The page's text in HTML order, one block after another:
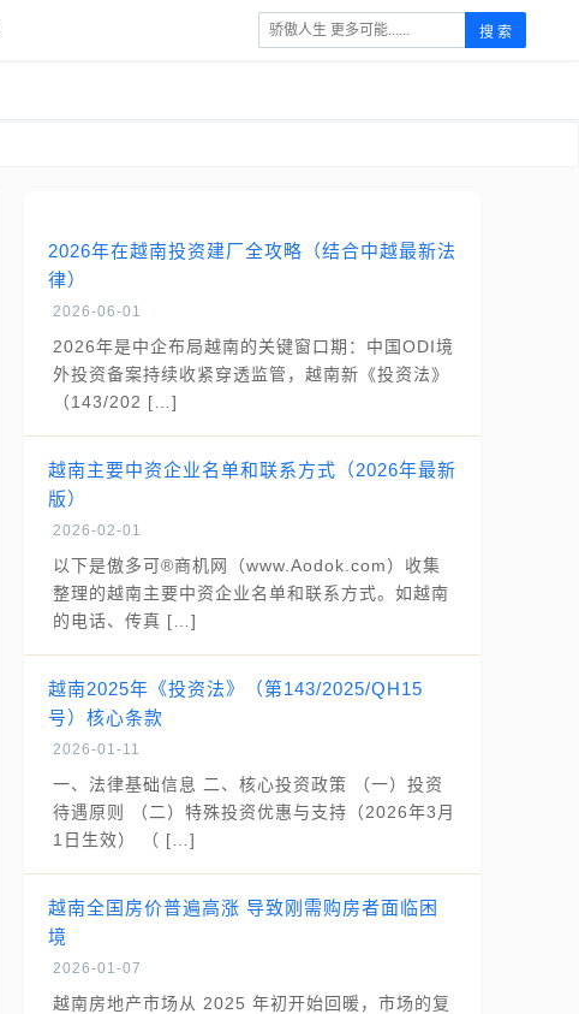
搜 索
2026年在越南投资建厂全攻略（结合中越最新法
律）
2026-06-01
2026年是中企布局越南的关键窗口期：中国ODI境
外投资备案持续收紧穿透监管，越南新《投资法》
（143/202 […]
越南主要中资企业名单和联系方式（2026年最新
版）
2026-02-01
以下是傲多可®商机网（www.Aodok.com）收集
整理的越南主要中资企业名单和联系方式。如越南
的电话、传真 […]
越南2025年《投资法》（第143/2025/QH15
号）核心条款
2026-01-11
一、法律基础信息 二、核心投资政策 （一）投资
待遇原则 （二）特殊投资优惠与支持（2026年3月
1日生效） （ […]
越南全国房价普遍高涨 导致刚需购房者面临困
境
2026-01-07
越南房地产市场从 2025 年初开始回暖，市场的复